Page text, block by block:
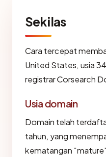
Sekilas
Cara tercepat
United States, usia
registrar Corsearch
Usia domain
Domain telah
tahun, yang
kematangan